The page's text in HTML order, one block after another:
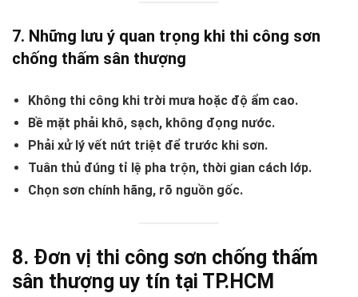
7. Những lưu ý quan trọng khi thi công sơn
chống thấm sân thượng
Không thi công khi trời mưa hoặc độ ẩm cao.
Bề mặt phải khô, sạch, không đọng nước.
Phải xử lý vết nứt triệt để trước khi sơn.
Tuân thủ đúng tỉ lệ pha trộn, thời gian cách lớp.
Chọn sơn chính hãng, rõ nguồn gốc.
8. Đơn vị thi công sơn chống thấm
sân thượng uy tín tại TP.HCM